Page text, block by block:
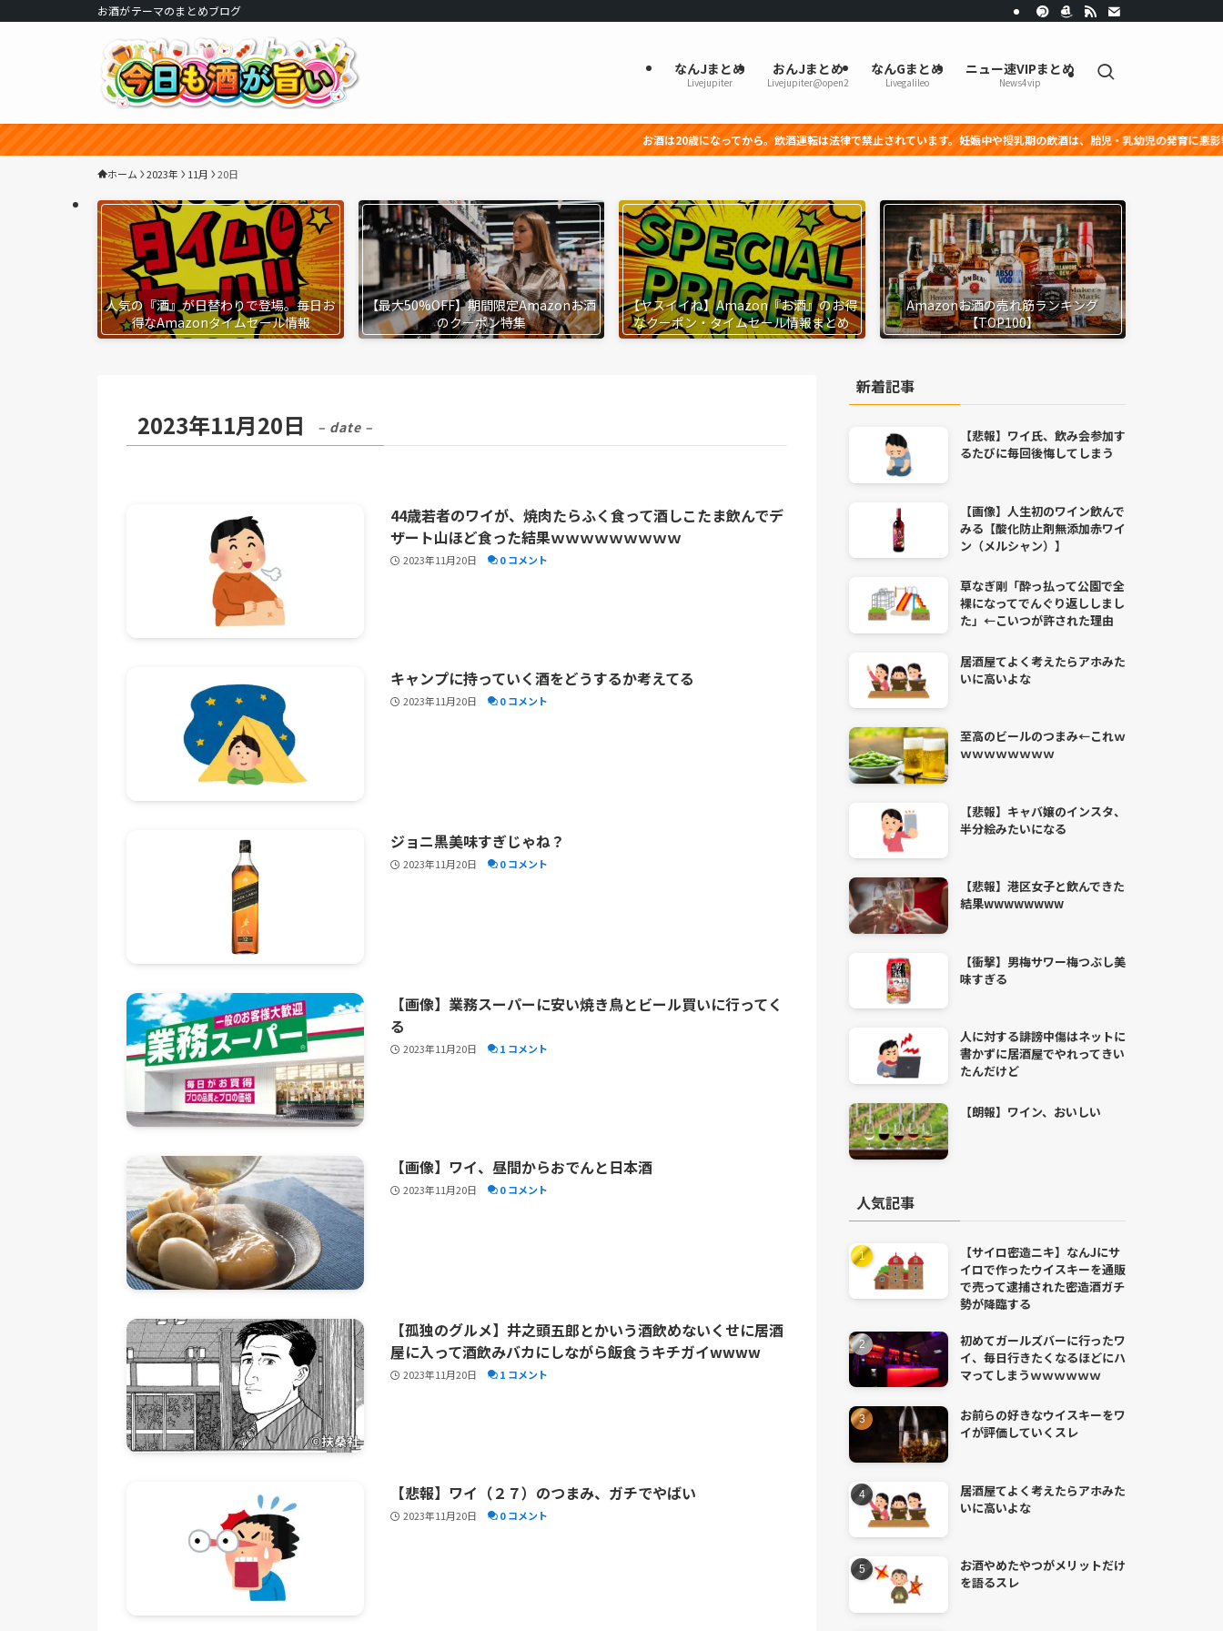
お酒がテーマのまとめブログ
なんJまとめ
Livejupiter
おんJまとめ
Livejupiter@open2
なんGまとめ
Livegalileo
ニュー速VIPまとめ
News4vip
お酒は20歳になってから。飲酒運転は法律で禁止されています。妊娠中や授乳期の飲酒は、胎児・乳幼児の発育に悪影響を与える恐れがあ
ホーム 2023年 11月 20日
人気の『酒』が日替わりで登場。毎日お
得なAmazonタイムセール情報
【最大50%OFF】期間限定Amazonお酒
のクーポン特集
【ヤスイイね】Amazon『お酒』のお得
なクーポン・タイムセール情報まとめ
Amazonお酒の売れ筋ランキング
【TOP100】
2023年11月20日 – date –
44歳若者のワイが、焼肉たらふく食って酒しこたま飲んでデ
ザート山ほど食った結果ｗｗｗｗｗｗｗｗｗ
2023年11月20日 0 コメント
キャンプに持っていく酒をどうするか考えてる
2023年11月20日 0 コメント
ジョニ黒美味すぎじゃね？
2023年11月20日 0 コメント
【画像】業務スーパーに安い焼き鳥とビール買いに行ってく
る
2023年11月20日 1 コメント
【画像】ワイ、昼間からおでんと日本酒
2023年11月20日 0 コメント
【孤独のグルメ】井之頭五郎とかいう酒飲めないくせに居酒
屋に入って酒飲みバカにしながら飯食うキチガイwwww
2023年11月20日 1 コメント
【悲報】ワイ（２７）のつまみ、ガチでやばい
2023年11月20日 0 コメント
新着記事
【悲報】ワイ氏、飲み会参加す
るたびに毎回後悔してしまう
【画像】人生初のワイン飲んで
みる【酸化防止剤無添加赤ワイ
ン（メルシャン）】
草なぎ剛「酔っ払って公園で全
裸になってでんぐり返ししまし
た」←こいつが許された理由
居酒屋てよく考えたらアホみた
いに高いよな
至高のビールのつまみ←これｗ
ｗｗｗｗｗｗｗｗ
【悲報】キャバ嬢のインスタ、
半分絵みたいになる
【悲報】港区女子と飲んできた
結果wwwwwwww
【衝撃】男梅サワー梅つぶし美
味すぎる
人に対する誹謗中傷はネットに
書かずに居酒屋でやれってきい
たんだけど
【朗報】ワイン、おいしい
人気記事
【サイロ密造ニキ】なんJにサ
イロで作ったウイスキーを通販
で売って逮捕された密造酒ガチ
勢が降臨する
初めてガールズバーに行ったワ
イ、毎日行きたくなるほどにハ
マってしまうｗｗｗｗｗｗ
お前らの好きなウイスキーをワ
イが評価していくスレ
居酒屋てよく考えたらアホみた
いに高いよな
お酒やめたやつがメリットだけ
を語るスレ